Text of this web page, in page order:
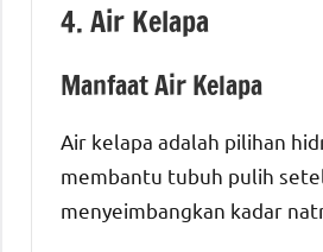
4. Air Kelapa
Manfaat Air Kelapa
Air kelapa adalah pilihan
membantu tubuh pulih
menyeimbangkan kadar